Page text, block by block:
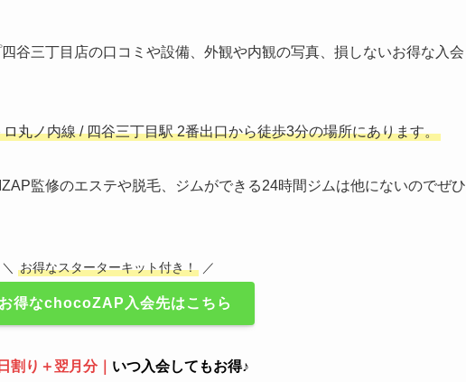
谷三丁目店の口コミや設備、外観や内観の写真、損しないお得な入会
丸ノ内線 / 四谷三丁目駅 2番出口から徒歩3分の場所にあります。
監修のエステや脱毛、ジムができる24時間ジムは他にないのでぜひ
＼ お得なスターターキット付き！ ／
お得なchocoZAP入会先はこちら
割り＋翌月分｜ いつ入会してもお得♪